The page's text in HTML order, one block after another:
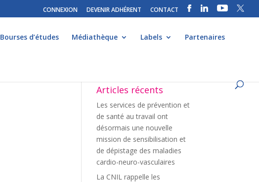
CONNEXION DEVENIR ADHÉRENT CONTACT
Bourses d’études Médiathèque Labels Partenaires
Articles récents
Les services de prévention et
de santé au travail ont
désormais une nouvelle
mission de sensibilisation et
de dépistage des maladies
cardio-neuro-vasculaires
La CNIL rappelle les